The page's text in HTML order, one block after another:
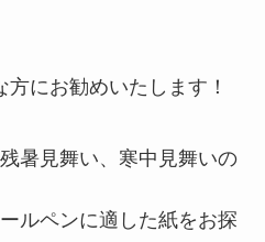
にお勧めいたします！
暑見舞い、寒中見舞いの
ルペンに適した紙をお探